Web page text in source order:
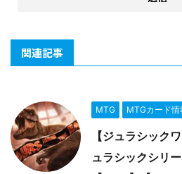
関連記事
MTG MTGカード情
【ジュラシック
ュラシックシリ